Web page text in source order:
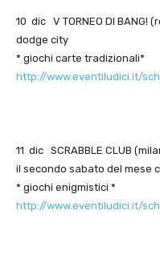
10 dic V TORNEO DI BANG!
dodge city
* giochi carte tradizionali*
http://www.eventiludici.it/
11 dic SCRABBLE CLUB
il secondo sabato del mese
* giochi enigmistici *
http://www.eventiludici.it/